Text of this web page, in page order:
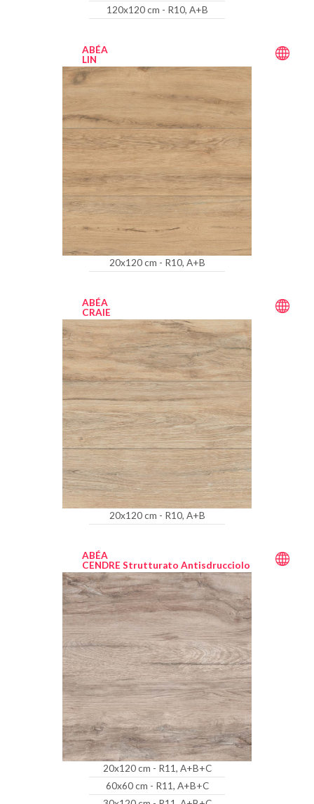
120x120 cm - R10, A+B
ABÉA
LIN
20x120 cm - R10, A+B
ABÉA
CRAIE
20x120 cm - R10, A+B
ABÉA
CENDRE Strutturato Antisdrucciolo
20x120 cm - R11, A+B+C
60x60 cm - R11, A+B+C